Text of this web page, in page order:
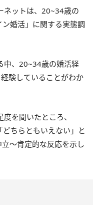
ネットは、20~34歳の
婚活」に関する実態調
中、20~34歳の婚活経
験していることがわか
を聞いたところ、
どちらともいえない」と
～肯定的な反応を示し